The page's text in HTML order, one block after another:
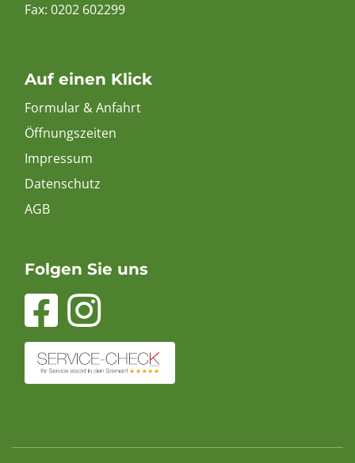
Fax: 0202 602299
Auf einen Klick
Formular & Anfahrt
Öffnungszeiten
Impressum
Datenschutz
AGB
Folgen Sie uns